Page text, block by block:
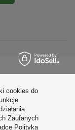
cookies do
Zaufanych
Polityka